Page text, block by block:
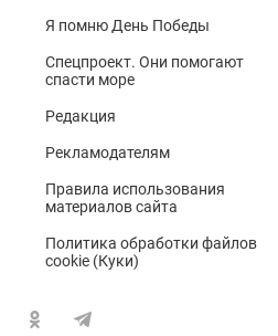
Я помню День Победы
Спецпроект. Они помогают
спасти море
Редакция
Рекламодателям
Правила использования
материалов сайта
Политика обработки файлов
cookie (Куки)